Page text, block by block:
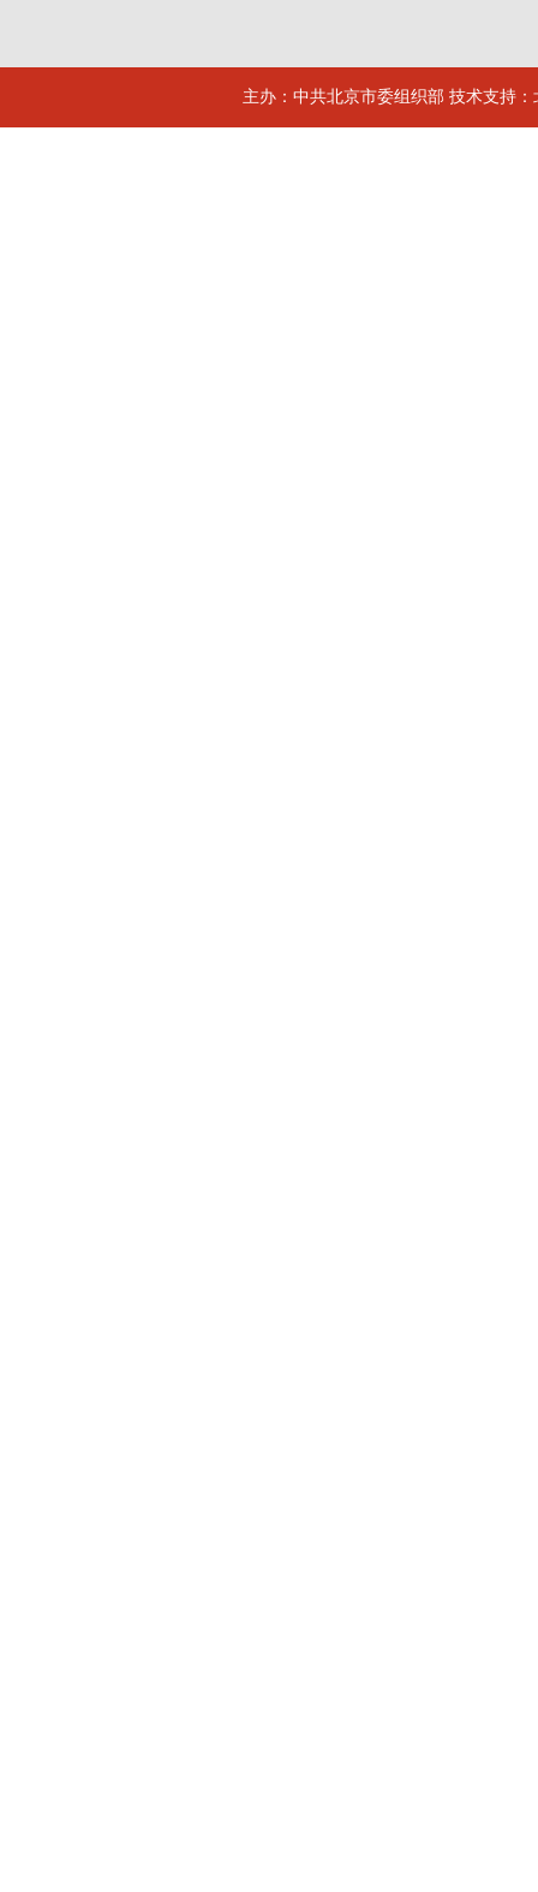
主办：中共北京市委组织部 技术支持